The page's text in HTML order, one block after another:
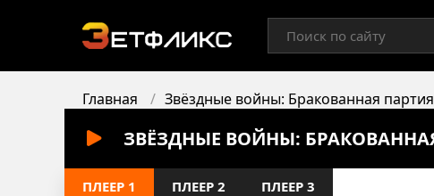
Главная Звёздные войны: Бракованная партия
ЗВЁЗДНЫЕ ВОЙНЫ:
ПЛЕЕР 1 ПЛЕЕР 2 ПЛЕЕР 3